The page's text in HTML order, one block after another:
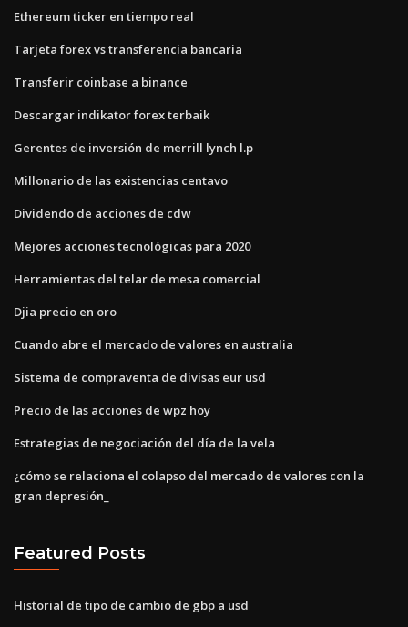
Ethereum ticker en tiempo real
Tarjeta forex vs transferencia bancaria
Transferir coinbase a binance
Descargar indikator forex terbaik
Gerentes de inversión de merrill lynch l.p
Millonario de las existencias centavo
Dividendo de acciones de cdw
Mejores acciones tecnológicas para 2020
Herramientas del telar de mesa comercial
Djia precio en oro
Cuando abre el mercado de valores en australia
Sistema de compraventa de divisas eur usd
Precio de las acciones de wpz hoy
Estrategias de negociación del día de la vela
¿cómo se relaciona el colapso del mercado de valores con la
gran depresión_
Featured Posts
Historial de tipo de cambio de gbp a usd